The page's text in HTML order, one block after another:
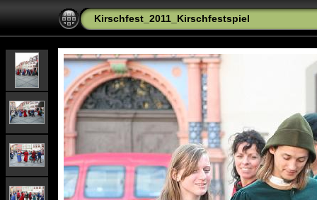
Kirschfest_2011_Kirschfestspiel